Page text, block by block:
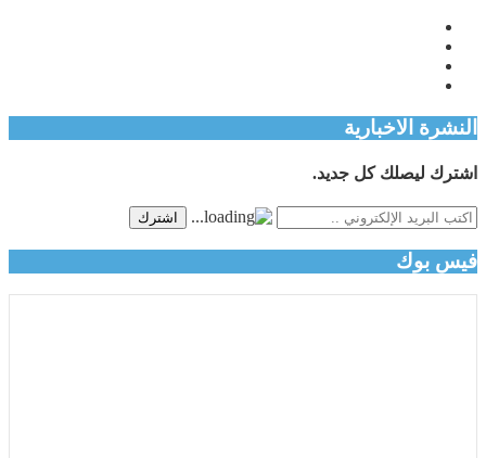
النشرة الاخبارية
اشترك ليصلك كل جديد.
اشترك
فيس بوك